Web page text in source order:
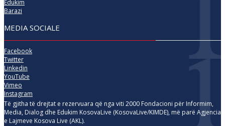
Edukim
Barazi
MEDIA SOCIALE
Facebook
Twitter
Linkedin
YouTube
Vimeo
Instagram
Të gjitha të drejtat e rezervuara që nga viti 2000 Fondacioni për Informim,
Media, Dialog dhe Edukim KosovaLive (KosovaLive/KIMDE), më parë Agjencia
e Lajmeve Kosova Live (AKL).